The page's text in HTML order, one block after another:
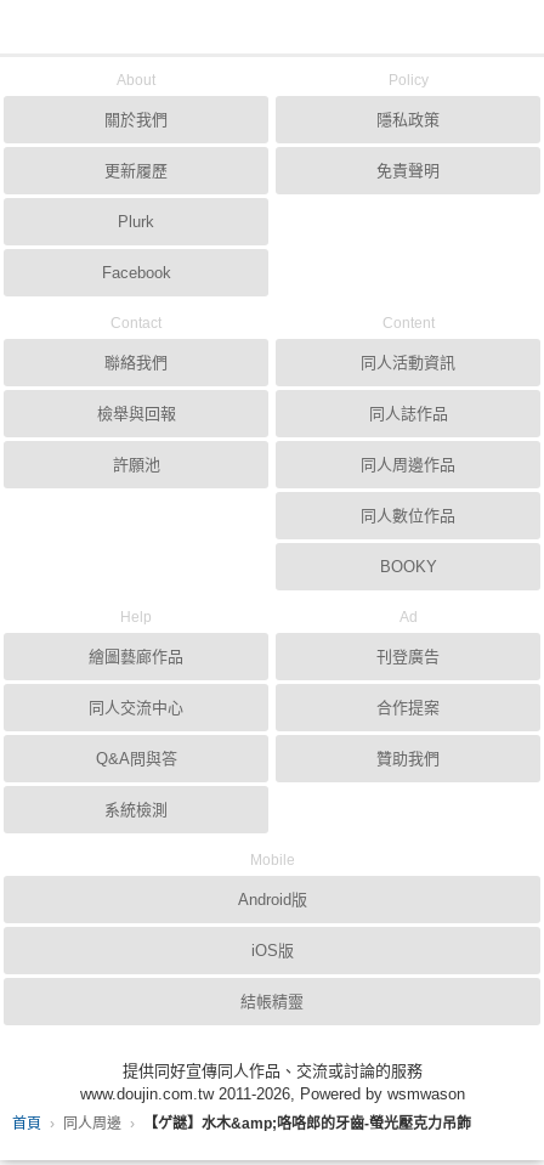
首頁 同人周邊 【ゲ謎】水木&amp;咯咯郎的牙齒-螢光壓克力吊飾
About
關於我們
更新履歷
Plurk
Facebook
Policy
隱私政策
免責聲明
Contact
聯絡我們
檢舉與回報
許願池
Content
同人活動資訊
同人誌作品
同人周邊作品
同人數位作品
BOOKY
Help
繪圖藝廊作品
同人交流中心
Q&A問與答
系統檢測
Ad
刊登廣告
合作提案
贊助我們
Mobile
Android版
iOS版
結帳精靈
提供同好宣傳同人作品、交流或討論的服務
www.doujin.com.tw 2011-2026, Powered by wsmwason